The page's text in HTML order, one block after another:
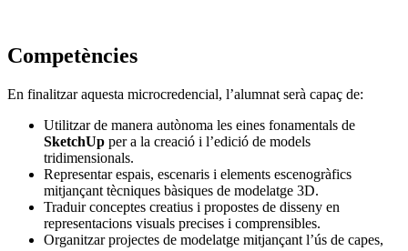
Competències
En finalitzar aquesta microcredencial, l’alumnat serà capaç de:
Utilitzar de manera autònoma les eines fonamentals de
SketchUp per a la creació i l’edició de models
tridimensionals.
Representar espais, escenaris i elements escenogràfics
mitjançant tècniques bàsiques de modelatge 3D.
Traduir conceptes creatius i propostes de disseny en
representacions visuals precises i comprensibles.
Organitzar projectes de modelatge mitjançant l’ús de capes,